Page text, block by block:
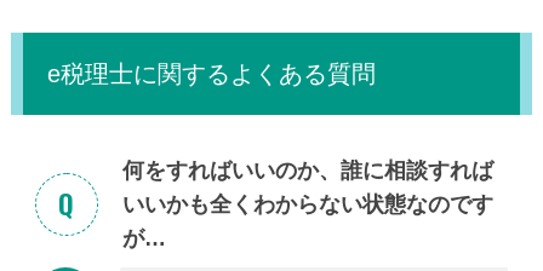
e税理士に関するよくある質問
何をすればいいのか、誰に相談すれば
いいかも全くわからない状態なのです
が…